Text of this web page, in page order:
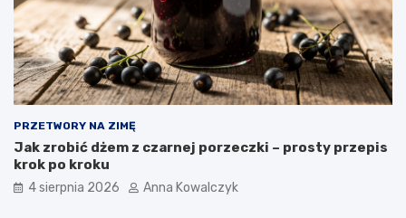
PRZETWORY NA ZIMĘ
Jak zrobić dżem z czarnej porzeczki – prosty przepis
krok po kroku
4 sierpnia 2026 Anna Kowalczyk